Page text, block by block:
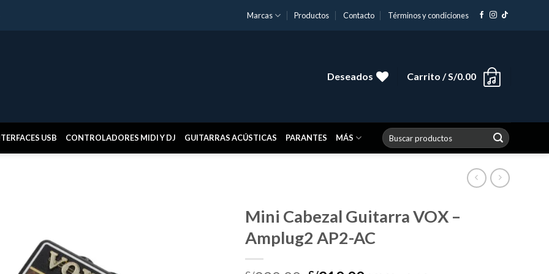
Marcas Productos Contacto Términos y condiciones
Deseados Carrito /S/0.00
USB CONTROLADORES MIDI Y DJ GUITARRAS ACÚSTICAS PARANTES MÁS
Buscar
por:
Mini Cabezal Guitarra VOX –
Amplug2 AP2-AC